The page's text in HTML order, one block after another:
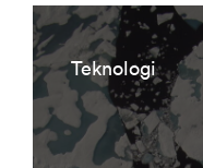
Teknologi